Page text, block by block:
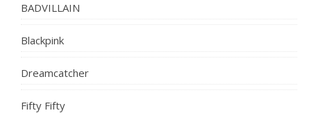
BADVILLAIN
Blackpink
Dreamcatcher
Fifty Fifty